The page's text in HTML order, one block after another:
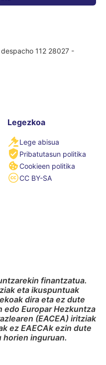
112 28027 -
Legezkoa
Lege abisua
Pribatutasun politika
Cookieen politika
CC BY-SA
finantzatua.
eta ikuspuntuak
dira eta ez dute
edo Europar Hezkuntza
(EACEA) iritziak
ez EAECAk ezin dute
inguruan.